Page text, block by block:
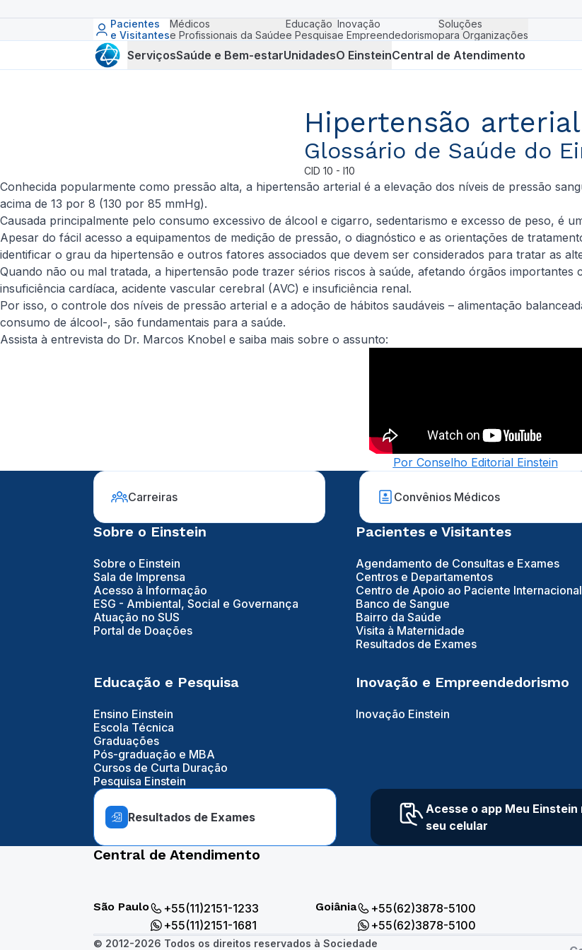
Pacientes
e Visitantes
Médicos
e Profissionais da Saúde
Educação
e Pesquisa
Inovação
e Empreendedorismo
Soluções
para Organizações
ServiçosSaúde e Bem-estarUnidadesO EinsteinCentral de Atendimento
Hipertensão arterial
Glossário de Saúde do
CID 10 - I10
Conhecida popularmente como pressão alta, a hipertensão arterial é a elevação dos níveis de pressão
acima de 13 por 8 (130 por 85 mmHg).
Causada principalmente pelo consumo excessivo de álcool e cigarro, sedentarismo e excesso de peso, é
Apesar do fácil acesso a equipamentos de medição de pressão, o diagnóstico e as orientações de
identificar o grau da hipertensão e outros fatores associados que devem ser considerados para tratar as
Quando não ou mal tratada, a hipertensão pode trazer sérios riscos à saúde, afetando órgãos
insuficiência cardíaca, acidente vascular cerebral (AVC) e insuficiência renal.
Por isso, o controle dos níveis de pressão arterial e a adoção de hábitos saudáveis – alimentação
consumo de álcool-, são fundamentais para a saúde.
Assista à entrevista do Dr. Marcos Knobel e saiba mais sobre o assunto:
Por Conselho Editorial Einstein
Carreiras Convênios Médicos
Sobre o Einstein
Sobre o Einstein
Sala de Imprensa
Acesso à Informação
ESG - Ambiental, Social e Governança
Atuação no SUS
Portal de Doações
Pacientes e Visitantes
Agendamento de Consultas e Exames
Centros e Departamentos
Centro de Apoio ao Paciente Internacional
Banco de Sangue
Bairro da Saúde
Visita à Maternidade
Resultados de Exames
Educação e Pesquisa
Ensino Einstein
Escola Técnica
Graduações
Pós-graduação e MBA
Cursos de Curta Duração
Pesquisa Einstein
Inovação e Empreendedorismo
Inovação Einstein
Resultados de Exames
Acesse o app Meu Einstein
seu celular
Central de Atendimento
São Paulo
+55(11)2151-1233
+55(11)2151-1681
Goiânia
+55(62)3878-5100
+55(62)3878-5100
© 2012-2026 Todos os direitos reservados à Sociedade